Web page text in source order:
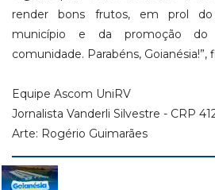
render bons frutos, em prol do
município e da promoção
comunidade. Parabéns, Goianésia!”,
Equipe Ascom UniRV
Jornalista Vanderli Silvestre - CRP
Arte: Rogério Guimarães